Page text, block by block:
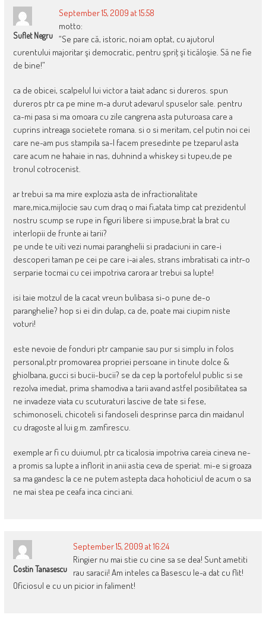
Suflet Negru
September 15, 2009 at 15:58
motto:
“Se pare că, istoric, noi am optat, cu ajutorul
curentului majoritar şi democratic, pentru şpriţ şi ticăloşie. Să ne fie
de bine!”
ca de obicei, scalpelul lui victor a taiat adanc si dureros. spun
dureros ptr ca pe mine m-a durut adevarul spuselor sale. pentru
ca-mi pasa si ma omoara cu zile cangrena asta puturoasa care a
cuprins intreaga societete romana. si o si meritam, cel putin noi cei
care ne-am pus stampila sa-l facem presedinte pe tzeparul asta
care acum ne hahaie in nas, duhnind a whiskey si tupeu,de pe
tronul cotrocenist.
ar trebui sa ma mire explozia asta de infractionalitate
mare,mica,mijlocie sau cum draq o mai fi,atata timp cat prezidentul
nostru scump se rupe in figuri libere si impuse,brat la brat cu
interlopii de frunte ai tarii?
pe unde te uiti vezi numai paranghelii si pradaciuni in care-i
descoperi taman pe cei pe care i-ai ales, strans imbratisati ca intr-o
serparie tocmai cu cei impotriva carora ar trebui sa lupte!
isi taie motzul de la cacat vreun bulibasa si-o pune de-o
paranghelie? hop si ei din dulap, ca de, poate mai ciupim niste
voturi!
este nevoie de fonduri ptr campanie sau pur si simplu in folos
personal,ptr promovarea propriei persoane in tinute dolce &
ghiolbana, gucci si bucii-bucii? se da cep la portofelul public si se
rezolva imediat, prima shamodiva a tarii avand astfel posibilitatea sa
ne invadeze viata cu scuturaturi lascive de tate si fese,
schimonoseli, chicoteli si fandoseli desprinse parca din maidanul
cu dragoste al lui g.m. zamfirescu.
exemple ar fi cu duiumul, ptr ca ticalosia impotriva careia cineva ne-
a promis sa lupte a inflorit in anii astia ceva de speriat. mi-e si groaza
sa ma gandesc la ce ne putem astepta daca hohoticiul de acum o sa
ne mai stea pe ceafa inca cinci ani.
Costin Tanasescu
September 15, 2009 at 16:24
Ringier nu mai stie cu cine sa se dea! Sunt ametiti
rau saracii! Am inteles ca Basescu le-a dat cu flit!
Oficiosul e cu un picior in faliment!